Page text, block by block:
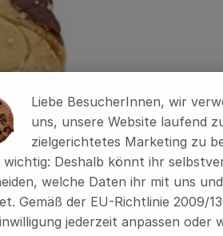
Rezepte
passenden Rezepte
Liebe BesucherInnen, wir
uns, unsere Website laufend
zielgerichtetes Marketing zu
wichtig: Deshalb könnt ihr
welche Daten ihr mit uns
Gemäß der EU-Richtlinie 2009/
jederzeit anpassen oder